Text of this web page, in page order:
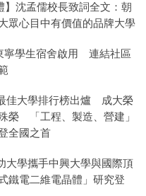
】沈孟儒校長致詞全文：朝
眾心目中有價值的品牌大學
寧學生宿舍啟用 連結社區
最佳大學排行榜出爐 成大榮
榮 「工程、製造、營建」
全國之首
學攜手中興大學與國際頂
鐵電二維電晶體」研究登